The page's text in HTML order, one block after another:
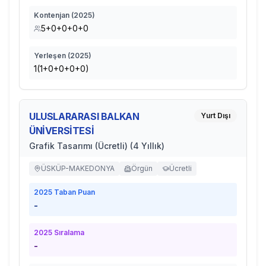
Kontenjan (2025)
5+0+0+0+0
Yerleşen (2025)
1(1+0+0+0+0)
ULUSLARARASI BALKAN
ÜNİVERSİTESİ
Grafik Tasarımı (Ücretli) (4 Yıllık)
Yurt Dışı
ÜSKÜP-MAKEDONYA Örgün Ücretli
2025 Taban Puan
-
2025 Sıralama
-